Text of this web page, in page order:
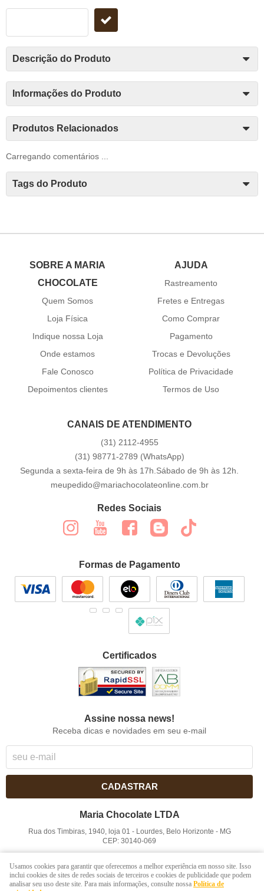
Descrição do Produto
Informações do Produto
Produtos Relacionados
Carregando comentários ...
Tags do Produto
SOBRE A MARIA
CHOCOLATE
Quem Somos
Loja Física
Indique nossa Loja
Onde estamos
Fale Conosco
Depoimentos clientes
AJUDA
Rastreamento
Fretes e Entregas
Como Comprar
Pagamento
Trocas e Devoluções
Política de Privacidade
Termos de Uso
CANAIS DE ATENDIMENTO
(31) 2112-4955
(31) 98771-2789 (WhatsApp)
Segunda a sexta-feira de 9h às 17h.Sábado de 9h às 12h.
meupedido@mariachocolateonline.com.br
Redes Sociais
Formas de Pagamento
Certificados
Assine nossa news!
Receba dicas e novidades em seu e-mail
CADASTRAR
Maria Chocolate LTDA
Rua dos Timbiras, 1940, loja 01 - Lourdes, Belo Horizonte - MG
CEP: 30140-069
LOJA VIRTUAL CRIADA POR
Usamos cookies para garantir que oferecemos a melhor experiência em nosso site. Isso
inclui cookies de sites de redes sociais de terceiros e cookies de publicidade que podem
analisar seu uso deste site. Para mais informações, consulte nossa Política de